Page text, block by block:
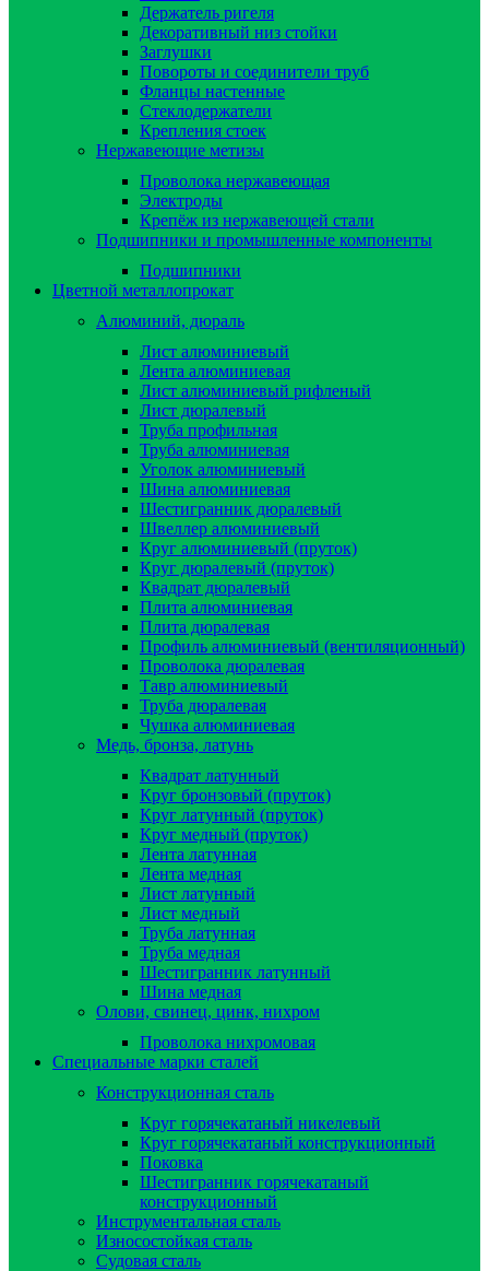
Держатель ригеля
Декоративный низ стойки
Заглушки
Повороты и соединители труб
Фланцы настенные
Стеклодержатели
Крепления стоек
Нержавеющие метизы
Проволока нержавеющая
Электроды
Крепёж из нержавеющей стали
Подшипники и промышленные компоненты
Подшипники
Цветной металлопрокат
Алюминий, дюраль
Лист алюминиевый
Лента алюминиевая
Лист алюминиевый рифленый
Лист дюралевый
Труба профильная
Труба алюминиевая
Уголок алюминиевый
Шина алюминиевая
Шестигранник дюралевый
Швеллер алюминиевый
Круг алюминиевый (пруток)
Круг дюралевый (пруток)
Квадрат дюралевый
Плита алюминиевая
Плита дюралевая
Профиль алюминиевый (вентиляционный)
Проволока дюралевая
Тавр алюминиевый
Труба дюралевая
Чушка алюминиевая
Медь, бронза, латунь
Квадрат латунный
Круг бронзовый (пруток)
Круг латунный (пруток)
Круг медный (пруток)
Лента латунная
Лента медная
Лист латунный
Лист медный
Труба латунная
Труба медная
Шестигранник латунный
Шина медная
Олови, свинец, цинк, нихром
Проволока нихромовая
Специальные марки сталей
Конструкционная сталь
Круг горячекатаный никелевый
Круг горячекатаный конструкционный
Поковка
Шестигранник горячекатаный
конструкционный
Инструментальная сталь
Износостойкая сталь
Судовая сталь